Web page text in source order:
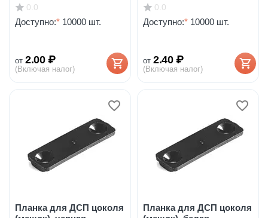
0.0
Доступно:* 10000 шт.
от 2.00 ₽
(Включая налог)
0.0
Доступно:* 10000 шт.
от 2.40 ₽
(Включая налог)
Планка для ДСП цоколя
Планка для ДСП цоколя